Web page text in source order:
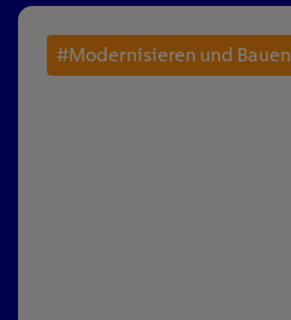
#Modernisieren und Bauen